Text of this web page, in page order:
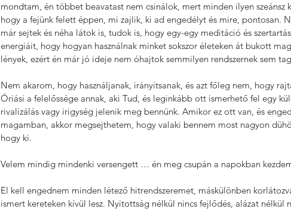
mondtam, én többet beavatast nem csinálok, mert minden ilyen szeánsz
hogy a fejünk felett éppen, mi zajlik, ki ad engedélyt és mire, pontosan.
már sejtek és néha látok is, tudok is, hogy egy-egy meditáció és
energiáit, hogy hogyan használnak minket sokszor életeken át bukott
lények, ezért én már jó ideje nem óhajtok semmilyen rendszernek sem
Nem akarom, hogy használjanak, irányítsanak, és azt főleg nem, hogy
Óriási a felelőssége annak, aki Tud, és leginkább ott ismerhető fel egy
rivalizálás vagy irigység jelenik meg bennünk. Amikor ez ott van, és
magamban, akkor megsejthetem, hogy valaki bennem most nagyon
hogy ki.
Velem mindig mindenki versengett … én meg csupán a napokban
El kell engednem minden létező hitrendszeremet, máskülönben
ismert kereteken kívül lesz. Nyitottság nélkül nincs fejlődés, alázat nélkül